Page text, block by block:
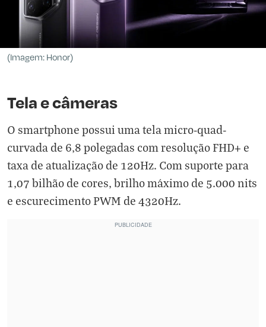
(Imagem: Honor)
Tela e câmeras
O smartphone possui uma tela micro-quad-
curvada de 6,8 polegadas com resolução FHD+ e
taxa de atualização de 120Hz. Com suporte para
1,07 bilhão de cores, brilho máximo de 5.000 nits
e escurecimento PWM de 4320Hz.